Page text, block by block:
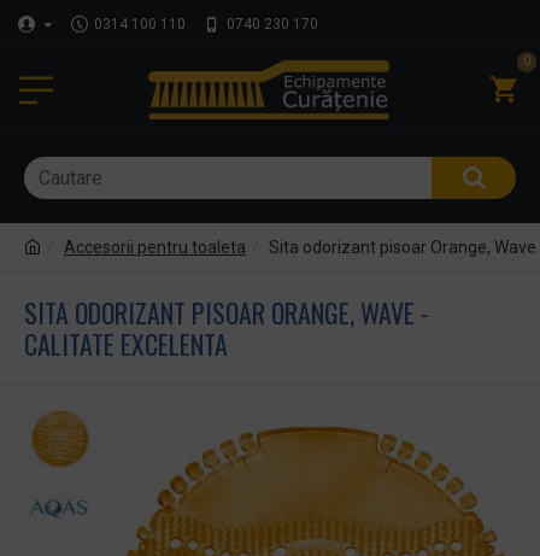
0314 100 110 0740 230 170
0
Accesorii pentru toaleta Sita odorizant pisoar Orange,
SITA ODORIZANT PISOAR ORANGE, WAVE -
CALITATE EXCELENTA